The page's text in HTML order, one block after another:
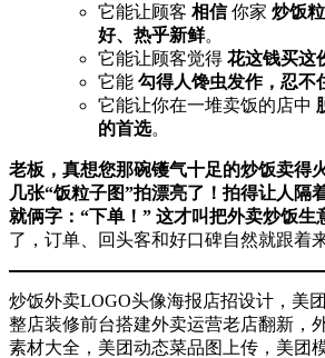
它能让顾客 ​ 相信​ 你家 ​ 炒饭
好、热乎新鲜。
它能让顾客觉得 ​ 花这钱买这
它能 ​ 勾得人馋虫发作，忍不
它能让你在一堆卖饭的店中 ​
的首选。
老板，真想您那碗镬气十足的炒饭卖得
几张“饭粒子图”拍漂亮了！拍得让人隔
就俩字：“下单！” 这才叫把外卖炒饭生
了，订单、回头客和好口碑自然就跟着
炒饭外卖LOGO头像海报店招设计，美
整店装修前台搭建外卖运营老店翻新，
素材大全，美团动态菜品图上传，美团